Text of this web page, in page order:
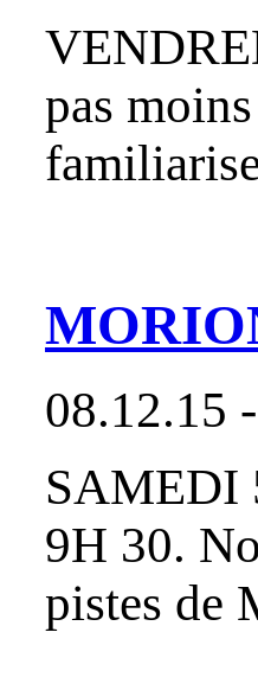
pas
08.12.15 -
SAMEDI
9H 30.
pistes de